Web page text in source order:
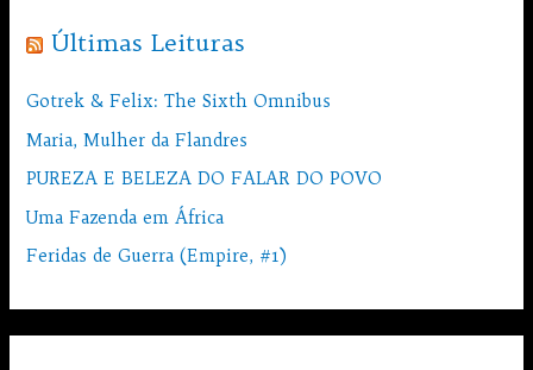
Últimas Leituras
Gotrek & Felix: The Sixth Omnibus
Maria, Mulher da Flandres
PUREZA E BELEZA DO FALAR DO POVO
Uma Fazenda em África
Feridas de Guerra (Empire, #1)